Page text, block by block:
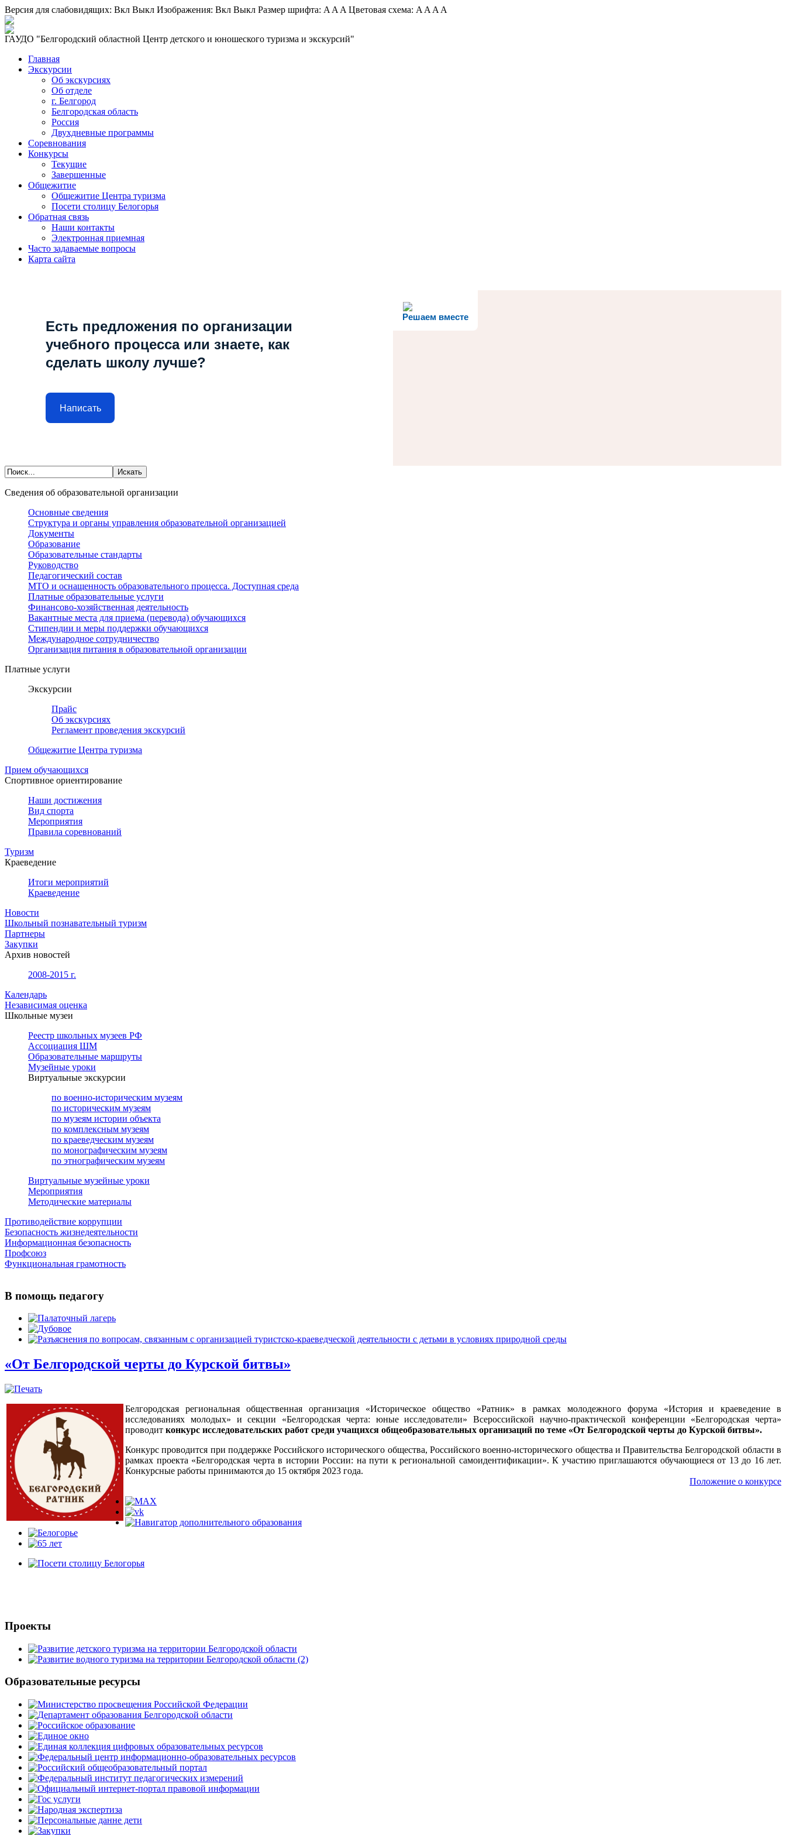
Версия для слабовидящих: Вкл Выкл Изображения: Вкл Выкл Размер шрифта: A A A Цветовая схема: A A A A
ГАУДО "Белгородский областной Центр детского и юношеского туризма и экскурсий"
Главная
Экскурсии
Об экскурсиях
Об отделе
г. Белгород
Белгородская область
Россия
Двухдневные программы
Соревнования
Конкурсы
Текущие
Завершенные
Общежитие
Общежитие Центра туризма
Посети столицу Белогорья
Обратная связь
Наши контакты
Электронная приемная
Часто задаваемые вопросы
Карта сайта
Решаем вместе
Есть предложения по организации
учебного процесса или знаете, как
сделать школу лучше?
Написать
Сведения об образовательной организации
Основные сведения
Структура и органы управления образовательной организацией
Документы
Образование
Образовательные стандарты
Руководство
Педагогический состав
МТО и оснащенность образовательного процесса. Доступная среда
Платные образовательные услуги
Финансово-хозяйственная деятельность
Вакантные места для приема (перевода) обучающихся
Стипендии и меры поддержки обучающихся
Международное сотрудничество
Организация питания в образовательной организации
Платные услуги
Экскурсии
Прайс
Об экскурсиях
Регламент проведения экскурсий
Общежитие Центра туризма
Прием обучающихся
Спортивное ориентирование
Наши достижения
Вид спорта
Мероприятия
Правила соревнований
Туризм
Краеведение
Итоги мероприятий
Краеведение
Новости
Школьный познавательный туризм
Партнеры
Закупки
Архив новостей
2008-2015 г.
Календарь
Независимая оценка
Школьные музеи
Реестр школьных музеев РФ
Ассоциация ШМ
Образовательные маршруты
Музейные уроки
Виртуальные экскурсии
по военно-историческим музеям
по историческим музеям
по музеям истории объекта
по комплексным музеям
по краеведческим музеям
по монографическим музеям
по этнографическим музеям
Виртуальные музейные уроки
Мероприятия
Методические материалы
Противодействие коррупции
Безопасность жизнедеятельности
Информационная безопасность
Профсоюз
Функциональная грамотность
В помощь педагогу
«От Белгородской черты до Курской битвы»
Белгородская региональная общественная организация «Историческое общество «Ратник» в рамках молодежного форума «История и краеведение в
исследованиях молодых» и секции «Белгородская черта: юные исследователи» Всероссийской научно-практической конференции «Белгородская черта»
проводит конкурс исследовательских работ среди учащихся общеобразовательных организаций по теме «От Белгородской черты до Курской битвы».
Конкурс проводится при поддержке Российского исторического общества, Российского военно-исторического общества и Правительства Белгородской области в
рамках проекта «Белгородская черта в истории России: на пути к региональной самоидентификации». К участию приглашаются обучающиеся от 13 до 16 лет.
Конкурсные работы принимаются до 15 октября 2023 года.
Положение о конкурсе
Проекты
Образовательные ресурсы